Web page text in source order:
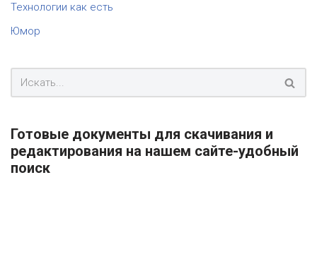
Технологии как есть
Юмор
Готовые документы для скачивания и
редактирования на нашем сайте-удобный
поиск